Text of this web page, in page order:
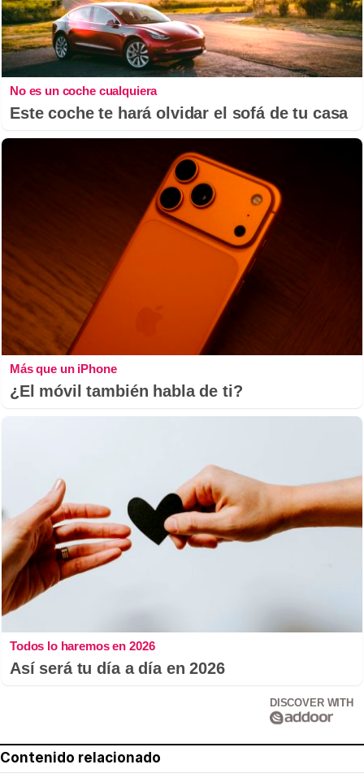
No es un coche cualquiera
Este coche te hará olvidar el sofá de tu casa
Más que un iPhone
¿El móvil también habla de ti?
Todos lo haremos en 2026
Así será tu día a día en 2026
DISCOVER WITH
Contenido relacionado